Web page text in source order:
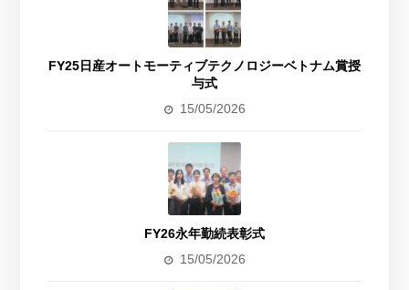
FY25日産オートモーティブテクノロジーベトナム賞授
与式
15/05/2026
FY26永年勤続表彰式
15/05/2026